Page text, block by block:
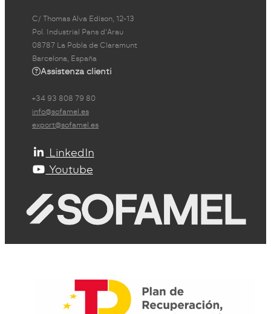
C/ Thomas Alva Edison, 12-13
Pol. Industrial Pans d'Arau
08787 La Pobla de Claramunt
Barcelona, España
Assistenza clienti
+34 93 808 79 80
info@sofamel.es
export@sofamel.es
LinkedIn
Youtube